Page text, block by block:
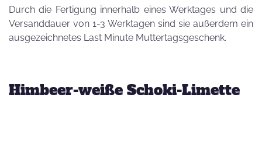
Durch die Fertigung innerhalb eines Werktages und die
Versanddauer von 1-3 Werktagen sind sie außerdem ein
ausgezeichnetes Last Minute Muttertagsgeschenk.
Himbeer-weiße Schoki-Limette